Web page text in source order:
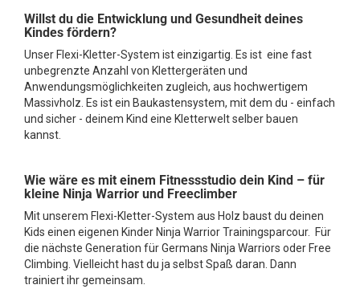
Willst du die Entwicklung und Gesundheit deines
Kindes fördern?
Unser Flexi-Kletter-System ist einzigartig. Es ist eine fast
unbegrenzte Anzahl von Klettergeräten und
Anwendungsmöglichkeiten zugleich, aus hochwertigem
Massivholz. Es ist ein Baukastensystem, mit dem du - einfach
und sicher - deinem Kind eine Kletterwelt selber bauen
kannst.
Wie wäre es mit einem Fitnessstudio dein Kind – für
kleine Ninja Warrior und Freeclimber
Mit unserem Flexi-Kletter-System aus Holz baust du deinen
Kids einen eigenen Kinder Ninja Warrior Trainingsparcour. Für
die nächste Generation für Germans Ninja Warriors oder Free
Climbing. Vielleicht hast du ja selbst Spaß daran. Dann
trainiert ihr gemeinsam.